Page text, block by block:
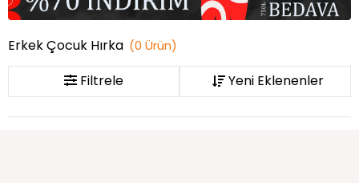
Erkek Çocuk Hırka (0 Ürün)
Filtrele